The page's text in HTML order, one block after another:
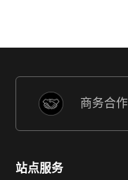
商务合作
站点服务